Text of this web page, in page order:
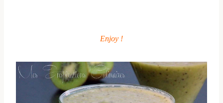
Enjoy !